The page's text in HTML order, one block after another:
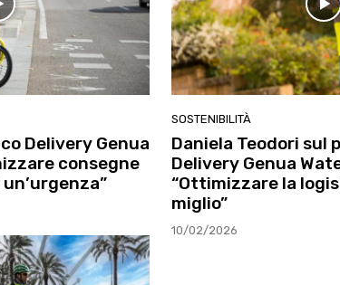
Delivery Genua
consegne
SOSTENIBILITÀ
Daniela Teodori sul
Delivery Genua
“Ottimizzare la
miglio”
10/02/2026